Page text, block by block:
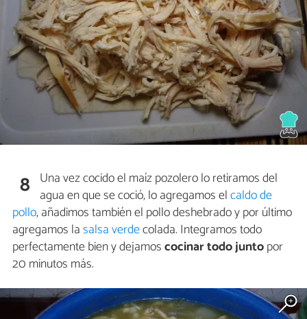
8 Una vez cocido el maíz pozolero lo retiramos del
agua en que se coció, lo agregamos elcaldo de
pollo, añadimos también el pollo deshebrado y por último
agregamos lasalsa verdecolada. Integramos todo
perfectamente bien y dejamoscocinar todo juntopor
20 minutos más.